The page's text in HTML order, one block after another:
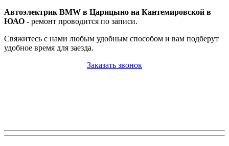
Автоэлектрик BMW в Царицыно на Кантемировской в
ЮАО - ремонт проводится по записи.
Свяжитесь с нами любым удобным способом и вам подберут
удобное время для заезда.
Заказать звонок